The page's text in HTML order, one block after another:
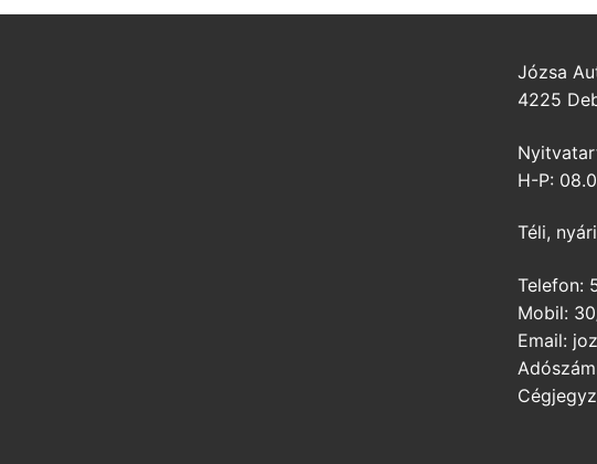
Józsa
4225
H-P:
Téli,
Telefon:
Mobil:
Email: